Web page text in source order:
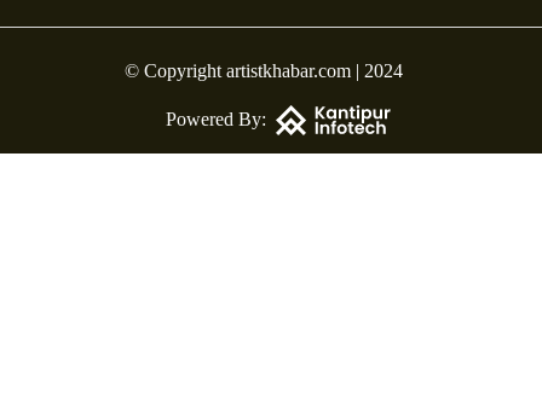
© Copyright artistkhabar.com | 2024
Powered By: